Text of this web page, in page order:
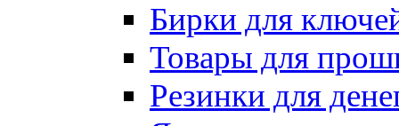
Бирки для
Товары для
Резинки для